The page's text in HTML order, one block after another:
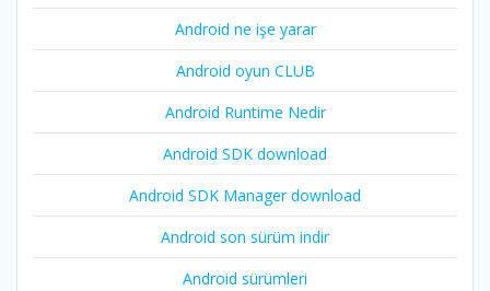
Android ne işe yarar
Android oyun CLUB
Android Runtime Nedir
Android SDK download
Android SDK Manager download
Android son sürüm indir
Android sürümleri